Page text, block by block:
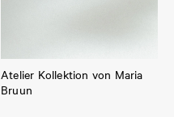
Atelier Kollektion von Maria
Bruun